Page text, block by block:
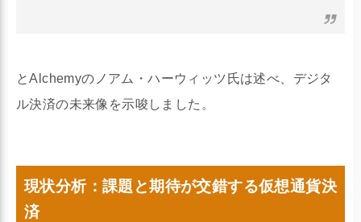
とAlchemyのノアム・ハーウィッツ氏は述べ、デジタ
ル決済の未来像を示唆しました。
現状分析：課題と期待が交錯する仮想通貨決
済